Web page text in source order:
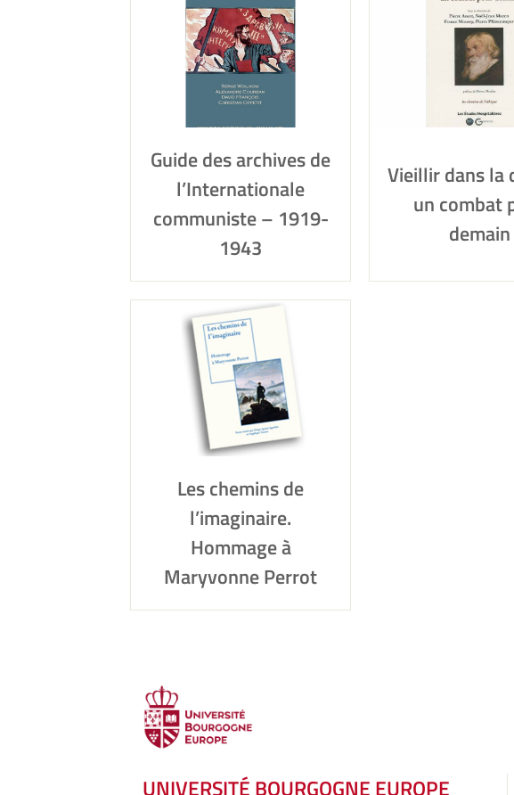
Guide des archives de
l’Internationale
communiste – 1919-
1943
Vieillir dans la
un combat
demain
Les chemins de
l’imaginaire.
Hommage à
Maryvonne Perrot
UNIVERSITÉ BOURGOGNE EUROPE